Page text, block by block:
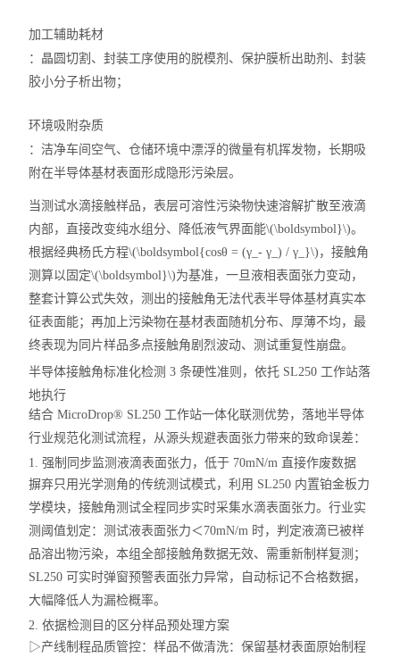
加工辅助耗材
：晶圆切割、封装工序使用的脱模剂、保护膜析出助剂、封装
胶小分子析出物；
环境吸附杂质
：洁净车间空气、仓储环境中漂浮的微量有机挥发物，长期吸
附在半导体基材表面形成隐形污染层。
当测试水滴接触样品，表层可溶性污染物快速溶解扩散至液滴
内部，直接改变纯水组分、降低液气界面能\(\boldsymbol}\)。
根据经典杨氏方程\(\boldsymbol{cosθ = (γ_- γ_) / γ_}\) ，接触角
测算以固定\(\boldsymbol}\)为基准，一旦液相表面张力变动，
整套计算公式失效，测出的接触角无法代表半导体基材真实本
征表面能；再加上污染物在基材表面随机分布、厚薄不均，最
终表现为同片样品多点接触角剧烈波动、测试重复性崩盘。
半导体接触角标准化检测 3 条硬性准则，依托 SL250 工作站落
地执行
结合 MicroDrop® SL250 工作站一体化联测优势，落地半导体
行业规范化测试流程，从源头规避表面张力带来的致命误差：
1. 强制同步监测液滴表面张力，低于 70mN/m 直接作废数据
摒弃只用光学测角的传统测试模式，利用 SL250 内置铂金板力
学模块，接触角测试全程同步实时采集水滴表面张力。行业实
测阈值划定：测试液表面张力＜70mN/m 时，判定液滴已被样
品溶出物污染，本组全部接触角数据无效、需重新制样复测；
SL250 可实时弹窗预警表面张力异常，自动标记不合格数据，
大幅降低人为漏检概率。
2. 依据检测目的区分样品预处理方案
▷产线制程品质管控：样品不做清洗：保留基材表面原始制程